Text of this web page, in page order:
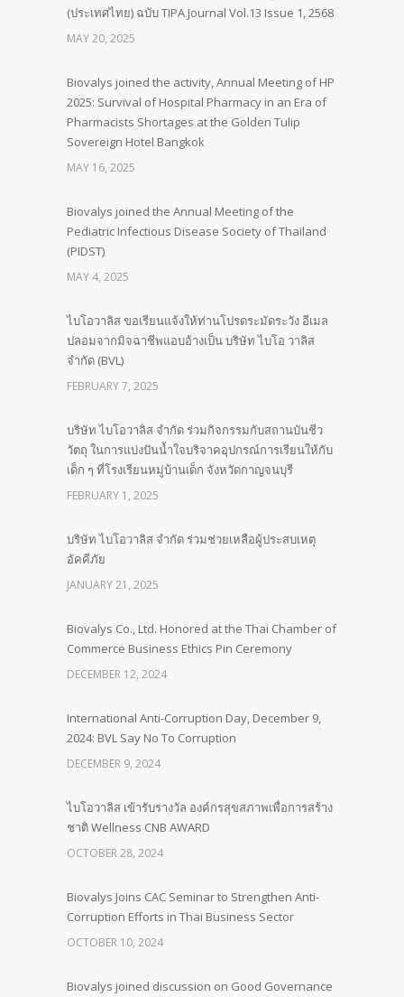
(ประเทศไทย) ฉบับ TIPA Journal Vol.13 Issue 1, 2568
MAY 20, 2025
Biovalys joined the activity, Annual Meeting of HP
2025: Survival of Hospital Pharmacy in an Era of
Pharmacists Shortages at the Golden Tulip
Sovereign Hotel Bangkok
MAY 16, 2025
Biovalys joined the Annual Meeting of the
Pediatric Infectious Disease Society of Thailand
(PIDST)
MAY 4, 2025
ไบโอวาลิส ขอเรียนแจ้งให้ท่านโปรดระมัดระวัง อีเมล
ปลอมจากมิจฉาชีพแอบอ้างเป็น บริษัท ไบโอ วาลิส
จำกัด (BVL)
FEBRUARY 7, 2025
บริษัท ไบโอวาลิส จำกัด ร่วมกิจกรรมกับสถานบันชีว
วัตถุ ในการแบ่งปันน้ำใจบริจาคอุปกรณ์การเรียนให้กับ
เด็ก ๆ ที่โรงเรียนหมู่บ้านเด็ก จังหวัดกาญจนบุรี
FEBRUARY 1, 2025
บริษัท ไบโอวาลิส จำกัด ร่วมช่วยเหลือผู้ประสบเหตุ
อัคคีภัย
JANUARY 21, 2025
Biovalys Co., Ltd. Honored at the Thai Chamber of
Commerce Business Ethics Pin Ceremony
DECEMBER 12, 2024
International Anti-Corruption Day, December 9,
2024: BVL Say No To Corruption
DECEMBER 9, 2024
ไบโอวาลิส เข้ารับรางวัล องค์กรสุขสภาพเพื่อการสร้าง
ชาติ Wellness CNB AWARD
OCTOBER 28, 2024
Biovalys Joins CAC Seminar to Strengthen Anti-
Corruption Efforts in Thai Business Sector
OCTOBER 10, 2024
Biovalys joined discussion on Good Governance